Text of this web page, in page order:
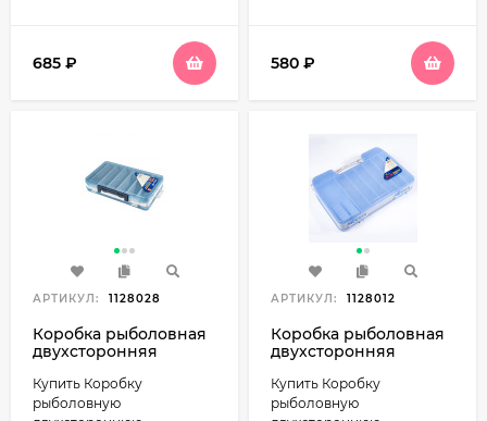
685 ₽ 580 ₽
АРТИКУЛ: 1128028
Коробка рыболовная
двухсторонняя
Hard Lures Special
Купить Коробку
рыболовную
АРТИКУЛ: 1128012
Коробка рыболовная
двухсторонняя
Double Sided 2546
Купить Коробку
рыболовную